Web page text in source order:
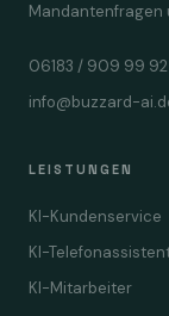
Mandantenfragen
06183 / 909 99 92
info@buzzard-
LEISTUNGEN
KI-Kundenservice
KI-
KI-Mitarbeiter